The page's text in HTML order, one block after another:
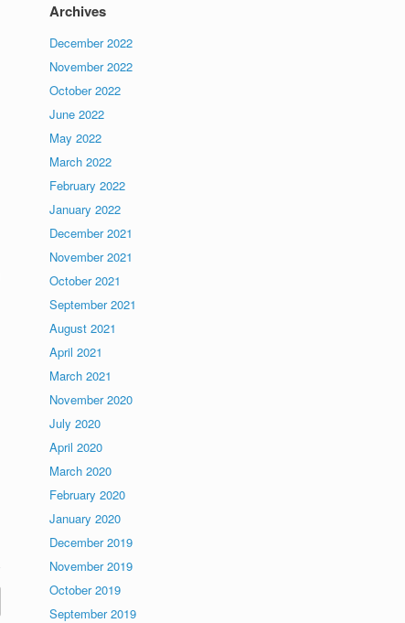
Archives
December 2022
November 2022
October 2022
June 2022
May 2022
March 2022
February 2022
January 2022
December 2021
November 2021
October 2021
September 2021
August 2021
April 2021
March 2021
November 2020
July 2020
April 2020
March 2020
February 2020
January 2020
December 2019
November 2019
October 2019
September 2019